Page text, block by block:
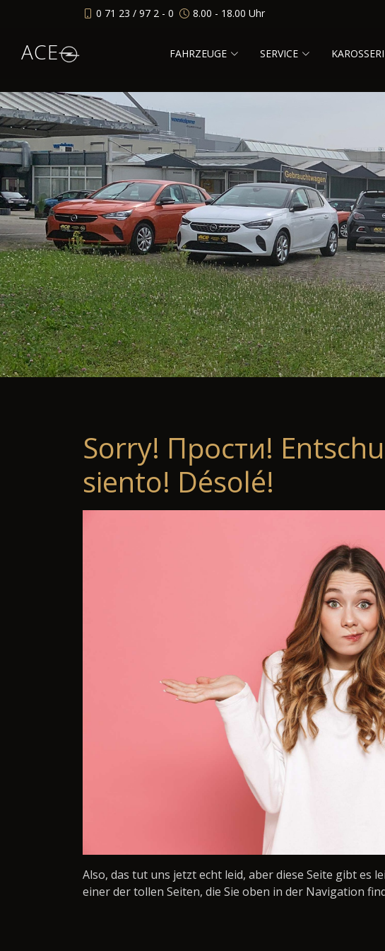
0 71 23 / 97 2 - 0 8.00 - 18.00 Uhr
ACE FAHRZEUGE SERVICE
Sorry! Прости!
siento! Désolé!
Also, das tut uns jetzt echt leid, aber diese Seite gibt es
einer der tollen Seiten, die Sie oben in der Navigation